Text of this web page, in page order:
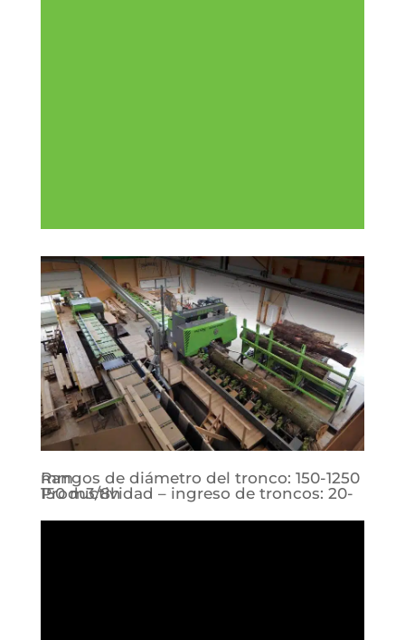
Rangos de diámetro del tronco: 150-1250 mm
Productividad – ingreso de troncos: 20-150 m3/8h